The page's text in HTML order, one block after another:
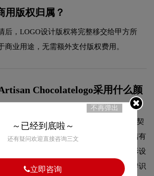
用版权归属？
后，LOGO设计版权将完整移交给甲方所
商业用途，无需额外支付版权费用。
Chocolatelogo采用什么颜
Chocolate品牌整体使用的色彩方案充分契
的品牌定位，采用单色系配色方案，简洁有
符号。这种色彩选择既传递了品牌的图形设
吸引目标受众，使标志具有较强的视觉辨识
不再弹出
～已经到底啦～
还有疑问欢迎直接咨询三文
立即咨询